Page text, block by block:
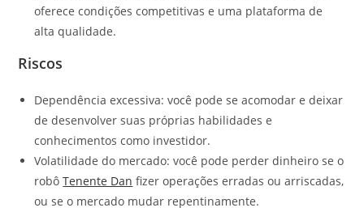
oferece condições competitivas e uma plataforma de
alta qualidade.
Riscos
Dependência excessiva: você pode se acomodar e deixar
de desenvolver suas próprias habilidades e
conhecimentos como investidor.
Volatilidade do mercado: você pode perder dinheiro se o
robôTenente Dan fizer operações erradas ou arriscadas,
ou se o mercado mudar repentinamente.